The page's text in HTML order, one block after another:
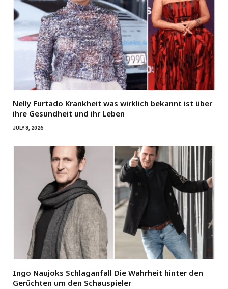
Nelly Furtado Krankheit was wirklich bekannt ist über
ihre Gesundheit und ihr Leben
JULY 8, 2026
Ingo Naujoks Schlaganfall Die Wahrheit hinter den
Gerüchten um den Schauspieler